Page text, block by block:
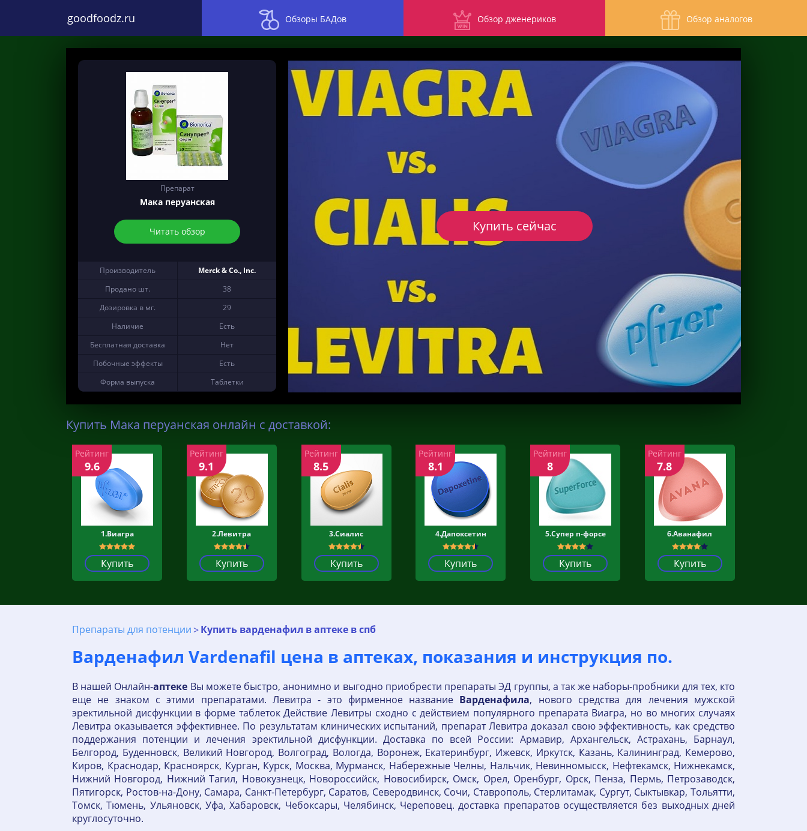
goodfoodz.ru Обзоры БАДов Обзор дженериков Обзор аналогов
Препарат
Мака перуанская
Читать обзор
Производитель
Merck & Co., Inc.
Продано шт.
38
Дозировка в мг.
29
Наличие
Есть
Бесплатная доставка
Нет
Побочные эффекты
Есть
Форма выпуска
Таблетки
Купить сейчас
Купить Мака перуанская онлайн с доставкой:
1.Виагра
Купить
Рейтинг
9.6
2.Левитра
Купить
Рейтинг
9.1
3.Сиалис
Купить
Рейтинг
8.5
4.Дапоксетин
Купить
Рейтинг
8.1
5.Супер п-форсе
Купить
Рейтинг
8
6.Аванафил
Купить
Рейтинг
7.8
Препараты для потенции Купить варденафил в аптеке в спб
Варденафил Vardenafil цена в аптеках, показания и инструкция по.
В нашей Онлайн-аптеке Вы можете быстро, анонимно и выгодно приобрести препараты ЭД группы, а так же наборы-пробники для тех, кто
еще не знаком с этими препаратами. Левитра - это фирменное название Варденафила, нового средства для лечения мужской
эректильной дисфункции в форме таблеток Действие Левитры сходно с действием популярного препарата Виагра, но во многих случаях
Левитра оказывается эффективнее. По результатам клинических испытаний, препарат Левитра доказал свою эффективность, как средство
поддержания потенции и лечения эректильной дисфункции. Доставка по всей России: Армавир, Архангельск, Астрахань, Барнаул,
Белгород, Буденновск, Великий Новгород, Волгоград, Вологда, Воронеж, Екатеринбург, Ижевск, Иркутск, Казань, Калининград, Кемерово,
Киров, Краснодар, Красноярск, Курган, Курск, Москва, Мурманск, Набережные Челны, Нальчик, Невинномысск, Нефтекамск, Нижнекамск,
Нижний Новгород, Нижний Тагил, Новокузнецк, Новороссийск, Новосибирск, Омск, Орел, Оренбург, Орск, Пенза, Пермь, Петрозаводск,
Пятигорск, Ростов-на-Дону, Самара, Санкт-Петербург, Саратов, Северодвинск, Сочи, Ставрополь, Стерлитамак, Сургут, Сыктывкар, Тольятти,
Томск, Тюмень, Ульяновск, Уфа, Хабаровск, Чебоксары, Челябинск, Череповец. доставка препаратов осуществляется без выходных дней
круглосуточно.